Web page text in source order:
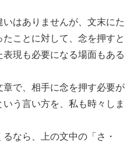
はありませんが、文末にた
ことに対して、念を押すと
現も必要になる場面もある
で、相手に念を押す必要が
う言い方を、私も時々しま
なら、上の文中の「さ・